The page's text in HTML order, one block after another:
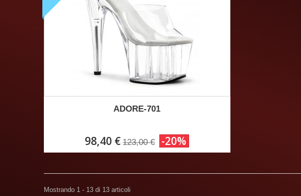
ADORE-701
98,40 € 123,00 € -20%
Mostrando 1 - 13 di 13 articoli